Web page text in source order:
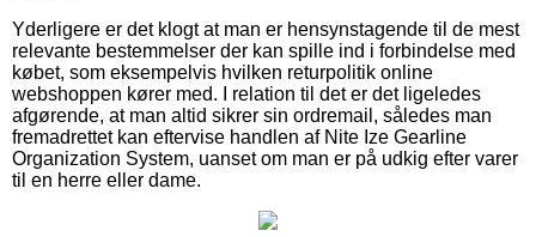
Yderligere er det klogt at man er hensynstagende til de mest
relevante bestemmelser der kan spille ind i forbindelse med
købet, som eksempelvis hvilken returpolitik online
webshoppen kører med. I relation til det er det ligeledes
afgørende, at man altid sikrer sin ordremail, således man
fremadrettet kan eftervise handlen af Nite Ize Gearline
Organization System, uanset om man er på udkig efter varer
til en herre eller dame.